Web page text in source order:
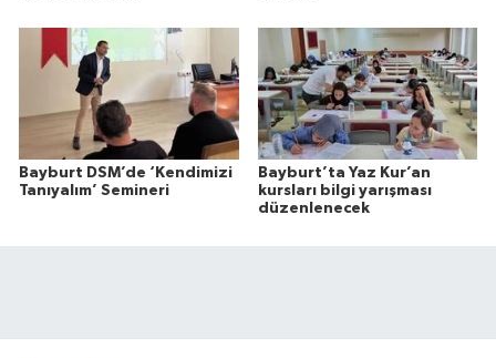
Bayburt DSM’de ‘Kendimizi
Tanıyalım’ Semineri
Bayburt’ta Yaz Kur’an
kursları bilgi yarışması
düzenlenecek